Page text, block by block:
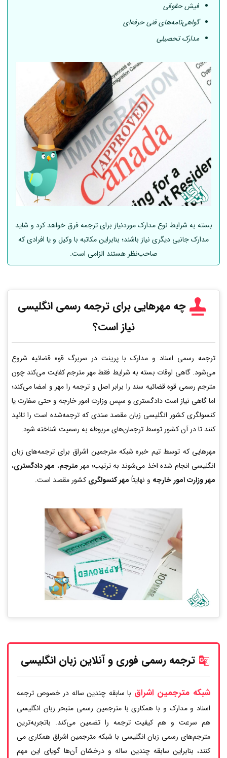
فیش حقوقی
گواهی‌نامه‌های فنی حرفه‌ای
مدارک تحصیلی
بسته به شرایط نوع مدارک موردنیاز برای ترجمه فرق خواهد کرد و شاید
مدارک جانبی دیگری نیاز باشند؛ بنابراین مکاتبه با وکیل و یا افرادی که
صاحب‌نظر هستند الزامی است.
چه مهرهایی برای ترجمه رسمی انگلیسی
نیاز است؟
ترجمه رسمی اسناد و مدارک با پرینت در سربرگ قوه قضائیه شروع
می‌شود. گاهی اوقات بسته به شرایط فقط مهر مترجم کفایت می‌کند چون
مترجم رسمی قوه قضائیه سند را برابر اصل و ترجمه را مهر و امضا می‌کند؛
اما گاهی نیاز است دادگستری و سپس وزارت امور خارجه و حتی سفارت یا
کنسولگری کشور انگلیسی زبان مقصد سندی که ترجمه‌شده است را تائید
کنند تا در آن کشور توسط ترجمان‌های مربوطه به رسمیت شناخته شود.
مهرهایی که توسط تیم خبره شبکه مترجمین اشراق برای ترجمه‌های زبان
انگلیسی انجام شده اخذ می‌شوند به ترتیب؛ مهر مترجم، مهر دادگستری،
مهر وزارت امور خارجه و نهایتاً مهر کنسولگری کشور مقصد است.
ترجمه رسمی فوری و آنلاین زبان انگلیسی
شبکه مترجمین اشراق با سابقه چندین ساله در خصوص ترجمه
اسناد و مدارک و با همکاری با مترجمین رسمی متبحر زبان انگلیسی
هم سرعت و هم کیفیت ترجمه را تضمین می‌کند. باتجربه‌ترین
مترجم‌های رسمی زبان انگلیسی با شبکه مترجمین اشراق همکاری می
کنند، بنابراین سابقه چندین ساله و درخشان آن‌ها گویای این مهم